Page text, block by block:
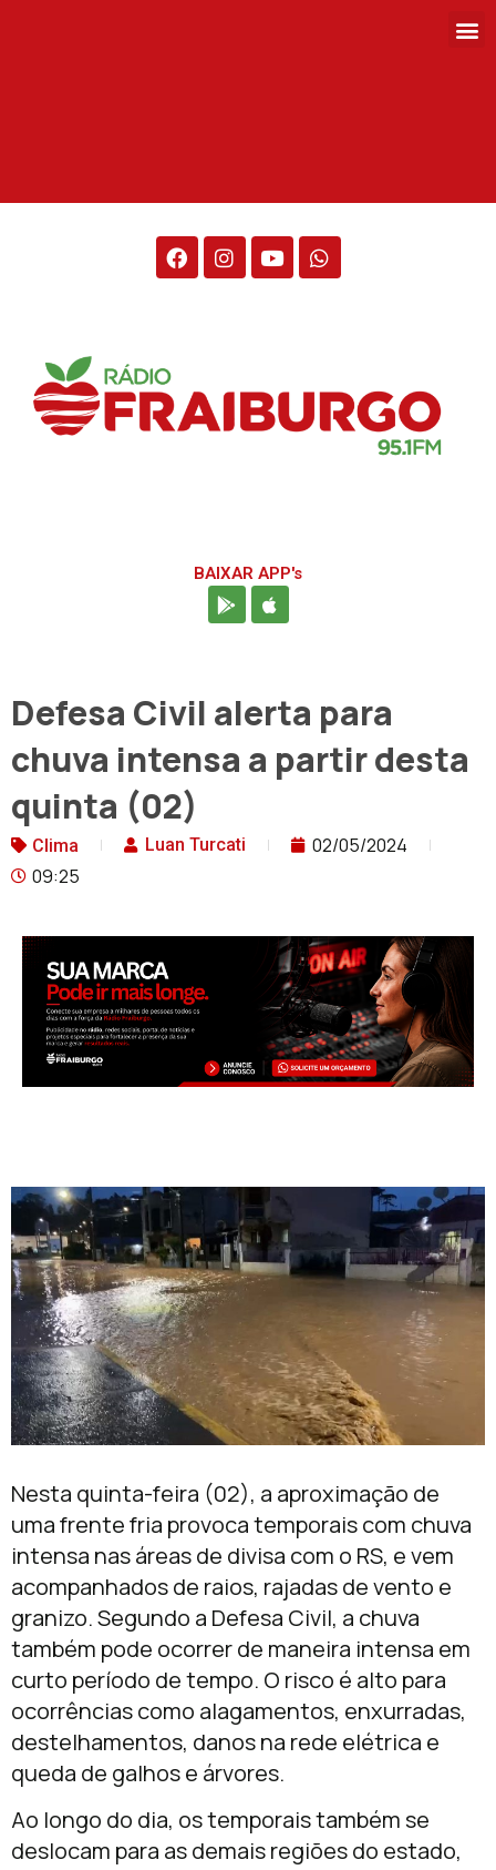
BAIXAR APP's
Defesa Civil alerta para
chuva intensa a partir desta
quinta (02)
Clima Luan Turcati
02/05/2024
09:25
Nesta quinta-feira (02), a aproximação de
uma frente fria provoca temporais com chuva
intensa nas áreas de divisa com o RS, e vem
acompanhados de raios, rajadas de vento e
granizo. Segundo a Defesa Civil, a chuva
também pode ocorrer de maneira intensa em
curto período de tempo. O risco é alto para
ocorrências como alagamentos, enxurradas,
destelhamentos, danos na rede elétrica e
queda de galhos e árvores.
Ao longo do dia, os temporais também se
deslocam para as demais regiões do estado,